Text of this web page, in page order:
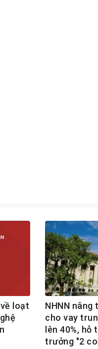
loạt
NHNN nâng
cho vay
lên 40%, hỗ
trưởng "2